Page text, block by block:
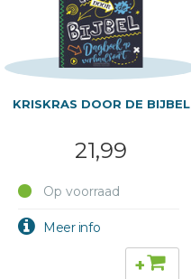
KRISKRAS DOOR DE BIJBEL
21,99
Op voorraad
+